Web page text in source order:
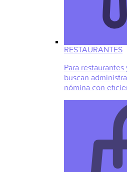
RESTAURANTES
Para
buscan
nómina con